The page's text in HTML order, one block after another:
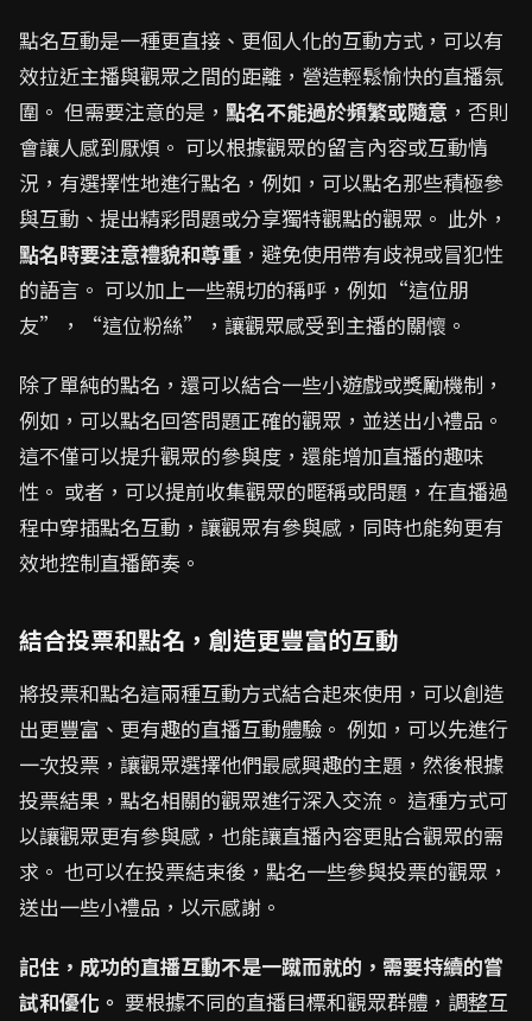
點名互動是一種更直接、更個人化的互動方式，可以有
效拉近主播與觀眾之間的距離，營造輕鬆愉快的直播氛
圍。 但需要注意的是， 點名不能過於頻繁或隨意 ，否則
會讓人感到厭煩。 可以根據觀眾的留言內容或互動情
況，有選擇性地進行點名，例如，可以點名那些積極參
與互動、提出精彩問題或分享獨特觀點的觀眾。 此外，
點名時要注意禮貌和尊重 ，避免使用帶有歧視或冒犯性
的語言。 可以加上一些親切的稱呼，例如“這位朋
友”，“這位粉絲”，讓觀眾感受到主播的關懷。
除了單純的點名，還可以結合一些小遊戲或獎勵機制，
例如，可以點名回答問題正確的觀眾，並送出小禮品。
這不僅可以提升觀眾的參與度，還能增加直播的趣味
性。 或者，可以提前收集觀眾的暱稱或問題，在直播過
程中穿插點名互動，讓觀眾有參與感，同時也能夠更有
效地控制直播節奏。
結合投票和點名，創造更豐富的互動
將投票和點名這兩種互動方式結合起來使用，可以創造
出更豐富、更有趣的直播互動體驗。 例如，可以先進行
一次投票，讓觀眾選擇他們最感興趣的主題，然後根據
投票結果，點名相關的觀眾進行深入交流。 這種方式可
以讓觀眾更有參與感，也能讓直播內容更貼合觀眾的需
求。 也可以在投票結束後，點名一些參與投票的觀眾，
送出一些小禮品，以示感謝。
記住，成功的直播互動不是一蹴而就的，需要持續的嘗
試和優化。 要根據不同的直播目標和觀眾群體，調整互